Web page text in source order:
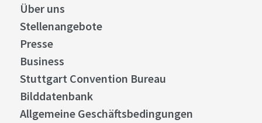
Über uns
Stellenangebote
Presse
Business
Stuttgart Convention Bureau
Bilddatenbank
Allgemeine Geschäftsbedingungen